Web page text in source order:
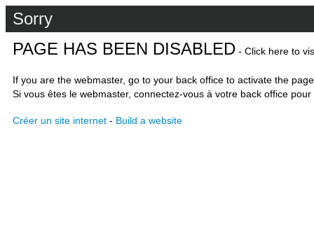
Sorry
PAGE HAS BEEN DISABLED - Click here to
If you are the webmaster, go to your back office to activate the
Si vous êtes le webmaster, connectez-vous à votre back office
Créer un site internet - Build a website